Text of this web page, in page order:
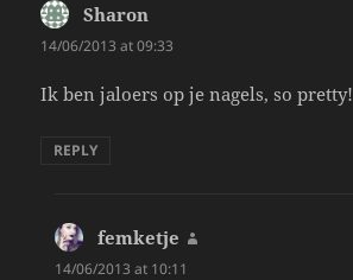
Sharon
14/06/2013 at 09:33
Ik ben jaloers op je nagels, so pretty!
REPLY
femketje
14/06/2013 at 10:11